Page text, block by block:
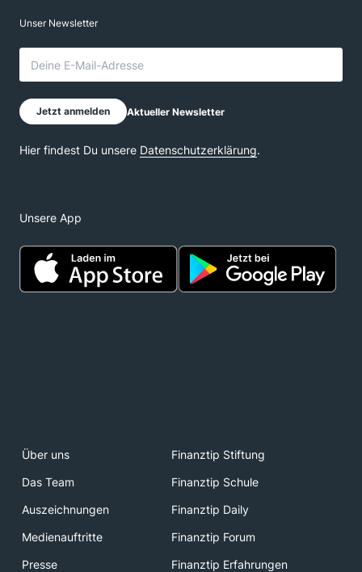
Unsere App
Über uns
Finanztip Stiftung
Das Team
Finanztip Schule
Auszeichnungen
Finanztip Daily
Medienauftritte
Finanztip Forum
Presse
Finanztip Erfahrungen